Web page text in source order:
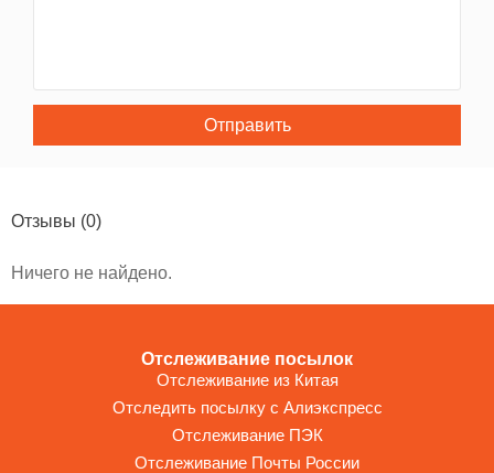
Отправить
Отзывы (0)
Ничего не найдено.
Отслеживание посылок
Отслеживание из Китая
Отследить посылку с Алиэкспресс
Отслеживание ПЭК
Отслеживание Почты России